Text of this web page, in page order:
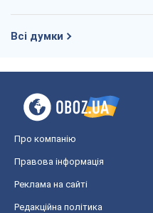
Всі думки
Про компанію
Правова інформація
Реклама на сайті
Редакційна політика